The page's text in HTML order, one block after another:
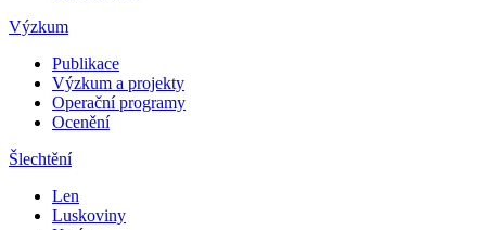
Výzkum
Publikace
Výzkum a projekty
Operační programy
Ocenění
Šlechtění
Len
Luskoviny